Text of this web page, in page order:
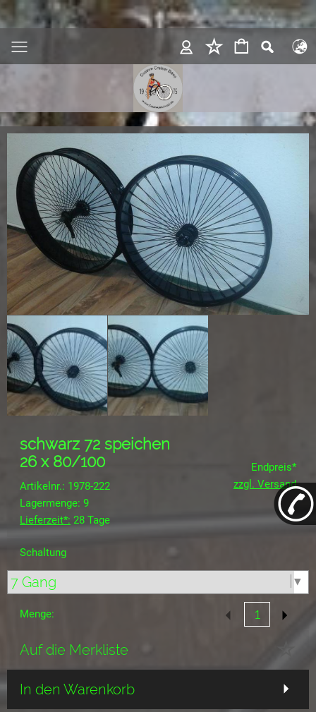
schwarz 72 speichen
26 x 80/100
Artikelnr.: 1978-222
Lagermenge: 9
Lieferzeit*: 28 Tage
Endpreis*
zzgl. Versand
Schaltung
Menge:
Auf die Merkliste
In den Warenkorb